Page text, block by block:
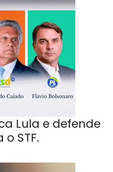
Lula e defende
STF.